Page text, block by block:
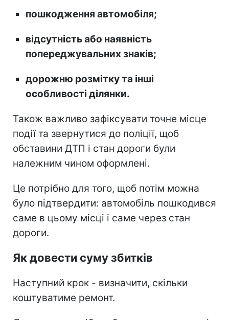
пошкодження автомобіля;
відсутність або наявність
попереджувальних знаків;
дорожню розмітку та інші
особливості ділянки.
Також важливо зафіксувати точне місце
події та звернутися до поліції, щоб
обставини ДТП і стан дороги були
належним чином оформлені.
Це потрібно для того, щоб потім можна
було підтвердити: автомобіль пошкодився
саме в цьому місці і саме через стан
дороги.
Як довести суму збитків
Наступний крок - визначити, скільки
коштуватиме ремонт.